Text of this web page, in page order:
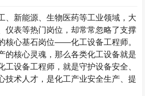
、新能源、生物医药等工业领域，大
仪表等热门岗位，却常常忽略了支撑
核心基石岗位——化工设备工程师。
的核心灵魂，那么各类化工设备就是
工设备工程师，就是守护设备安全、
技术人才，是化工产业安全生产、提